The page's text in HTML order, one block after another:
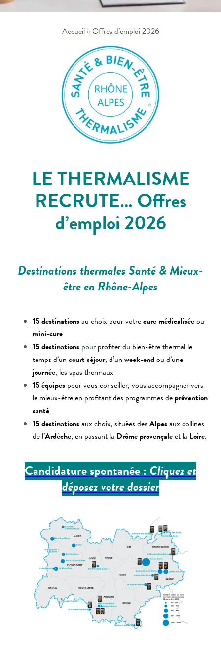
Accueil» Offres d’emploi 2026
LE THERMALISME
RECRUTE… Offres
d’emploi 2026
Destinations thermalesSanté & Mieux-
être en Rhône-Alpes
15 destinationsau choix pour votrecure médicaliséeou
mini-cure
15 destinations pour profiter du bien-être thermal le
temps d’un court séjour, d’un week-end ou d’une
journée, les spas thermaux
15 équipes pour vous conseiller, vous accompagner vers
le mieux-être en profitant des programmes de prévention
santé
15 destinationsaux choix, situées des Alpesaux collines
de l’Ardèche, en passant la Drôme provençaleet la Loire.
Candidature spontanée : Cliquez et
déposez votre dossier